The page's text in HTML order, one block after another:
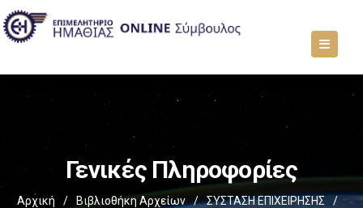
Γενικές Πληροφορίες
Αρχική / Βιβλιοθήκη Αρχείων / ΣΥΣΤΑΣΗ ΕΠΙΧΕΙΡΗΣΗΣ
/